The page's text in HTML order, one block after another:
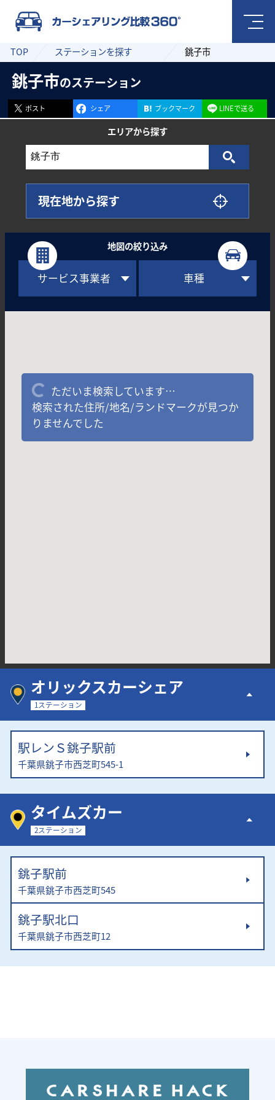
TOP ステーションを探す 銚子市
銚子市のステーション
ポスト シェア ブックマーク LINEで送る
エリアから探す
現在地から探す
地図の絞り込み
サービス事業者 車種
ただいま検索しています…
検索された住所/地名/ランドマークが見つか
りませんでした
オリックスカーシェア
1ステーション
駅レンＳ銚子駅前
千葉県銚子市西芝町545-1
タイムズカー
2ステーション
銚子駅前
千葉県銚子市西芝町545
銚子駅北口
千葉県銚子市西芝町12